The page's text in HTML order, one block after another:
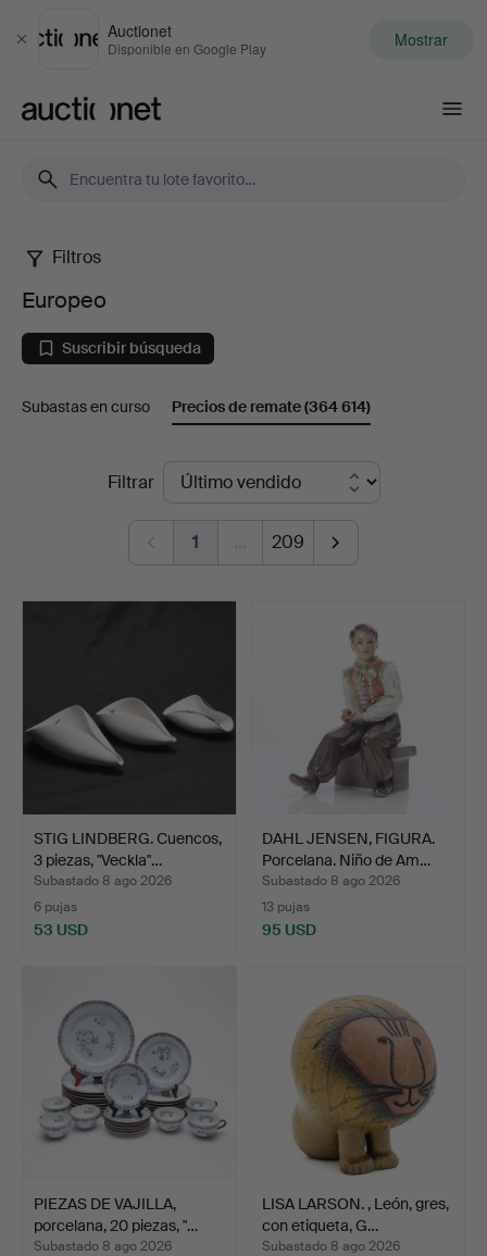
Cerrar
Auctionet
Disponible en Google Play Mostrar
Europeo
Filtros
Europeo
Suscribir búsqueda
Subastas en curso Precios de remate(364 614)
Filtrar
1 … 209
STIG LINDBERG. Cuencos,
3 piezas, "Veckla"…
Subastado 8 ago 2026
6 pujas
53 USD
DAHL JENSEN, FIGURA.
Porcelana. Niño de Am…
Subastado 8 ago 2026
13 pujas
95 USD
PIEZAS DE VAJILLA,
porcelana, 20 piezas, "…
Subastado 8 ago 2026
LISA LARSON. , León, gres,
con etiqueta, G…
Subastado 8 ago 2026